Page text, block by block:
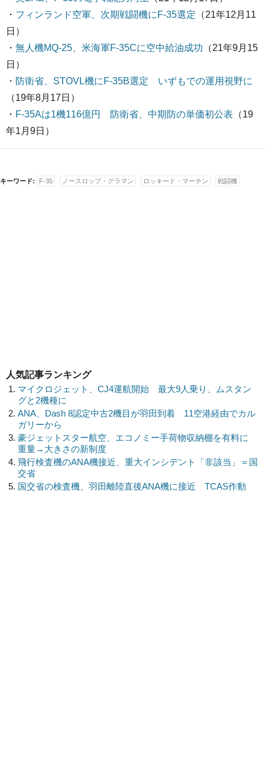
・ フィンランド空軍、次期戦闘機にF-35選定 （21年12月11
日）
・ 無人機MQ-25、米海軍F-35Cに空中給油成功 （21年9月15
日）
・ 防衛省、STOVL機にF-35B選定 いずもでの運用視野に
（19年8月17日）
・ F-35Aは1機116億円 防衛省、中期防の単価初公表 （19
年1月9日）
キーワード: F-35 ノースロップ・グラマン ロッキード・マーチン 戦闘機
人気記事ランキング
マイクロジェット、CJ4運航開始 最大9人乗り、ムスタン
グと2機種に
ANA、Dash 8認定中古2機目が羽田到着 11空港経由でカル
ガリーから
豪ジェットスター航空、エコノミー手荷物収納棚を有料に
重量→大きさの新制度
飛行検査機のANA機接近、重大インシデント「非該当」＝国
交省
国交省の検査機、羽田離陸直後ANA機に接近 TCAS作動